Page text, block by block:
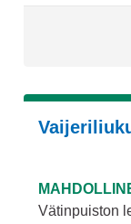
Vätinpuiston